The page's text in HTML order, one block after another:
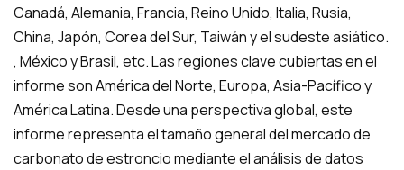
Canadá, Alemania, Francia, Reino Unido, Italia, Rusia,
China, Japón, Corea del Sur, Taiwán y el sudeste asiático.
, México y Brasil, etc. Las regiones clave cubiertas en el
informe son América del Norte, Europa, Asia-Pacífico y
América Latina. Desde una perspectiva global, este
informe representa el tamaño general del mercado de
carbonato de estroncio mediante el análisis de datos